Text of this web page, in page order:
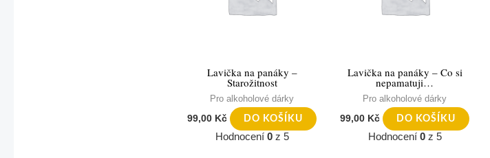
Lavička na panáky –
Starožitnost
Pro alkoholové dárky
99,00 Kč DO KOŠÍKU
Hodnocení 0z 5
Lavička na panáky – Co si
nepamatuji…
Pro alkoholové dárky
99,00 Kč DO KOŠÍKU
Hodnocení 0z 5